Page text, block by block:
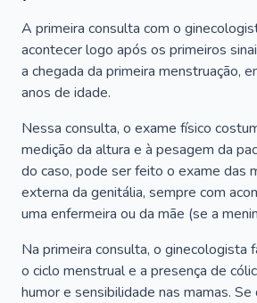
A primeira consulta com o
acontecer logo após os primeiros
a chegada da primeira menstruação,
anos de idade.
Nessa consulta, o exame físico
medição da altura e à pesagem da
do caso, pode ser feito o exame das
externa da genitália, sempre com
uma enfermeira ou da mãe (se a
Na primeira consulta, o ginecologista
o ciclo menstrual e a presença de
humor e sensibilidade nas mamas.